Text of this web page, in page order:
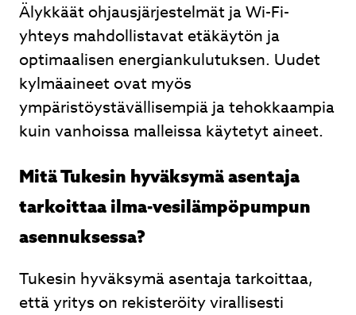
Älykkäät ohjausjärjestelmät ja Wi-Fi-
yhteys mahdollistavat etäkäytön ja
optimaalisen energiankulutuksen. Uudet
kylmäaineet ovat myös
ympäristöystävällisempiä ja tehokkaampia
kuin vanhoissa malleissa käytetyt aineet.
Mitä Tukesin hyväksymä asentaja
tarkoittaa ilma-vesilämpöpumpun
asennuksessa?
Tukesin hyväksymä asentaja tarkoittaa,
että yritys on rekisteröity virallisesti